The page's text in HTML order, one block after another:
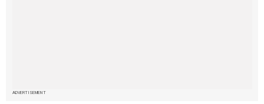
ADVERTISEMENT